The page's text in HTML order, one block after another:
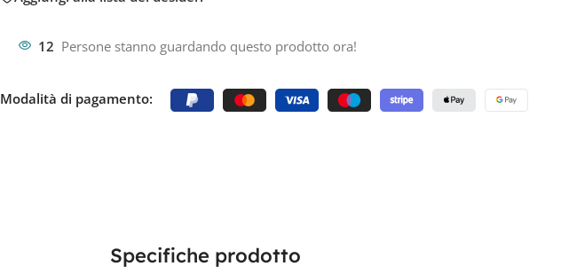
12 Persone stanno guardando questo prodotto ora!
Modalità di pagamento:
Specifiche prodotto